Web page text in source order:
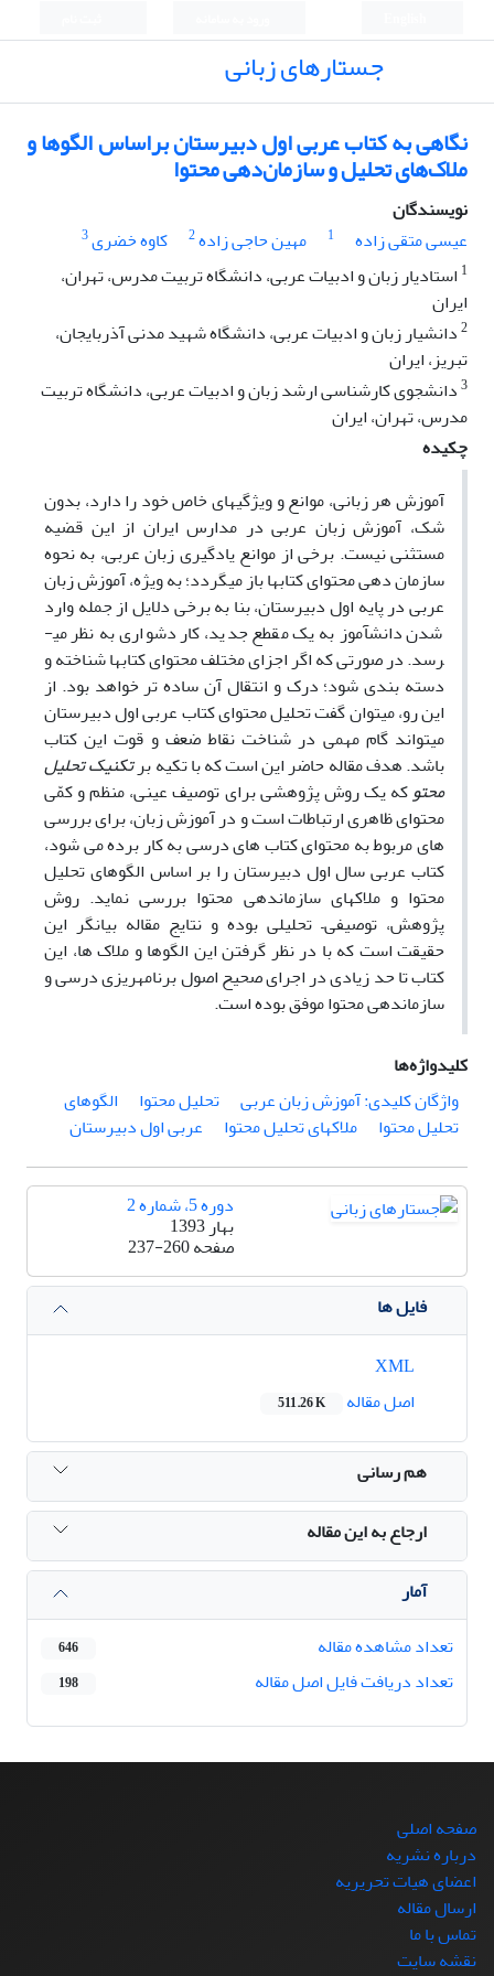
جستارهای زبانی
نگاهی به کتاب عربی اول دبیرستان بر‌اساس الگوها و
ملاک‌های تحلیل و سازمان‌دهی محتوا
نویسندگان
عیسی متقی زاده
1 مهین حاجی زاده2 کاوه خضری3
1 استادیار زبان و ادبیات عربی، دانشگاه تربیت مدرس، تهران،
ایران
2دانشیار زبان و ادبیات عربی، دانشگاه شهید مدنی آذربایجان،
تبریز، ایران
3دانشجوی کارشناسی ارشد زبان و ادبیات عربی، دانشگاه تربیت
مدرس، تهران، ایران
چکیده
آموزش هر زبانی، موانع و ویژگی­های خاص خود را دارد، بدون
شک، آموزش زبان عربی در مدارس ایران از این قضیه
مستثنی نیست. برخی از موانع یادگیری زبان عربی، به نحوه
سازمان دهی محتوای کتاب­ها باز می­گردد؛ به ویژه، آموزش زبان
عربی در پایه اول دبیرستان، بنا به برخی دلایل از جمله وارد
شدن دانش­آموز به یک مقطع جدید، کار دشواری به نظر می­
رسد. در صورتی که اگر اجزای مختلف محتوای کتاب­ها شناخته و
دسته بندی شود؛ درک و انتقال آن ساده­ تر خواهد بود. از
این رو، می­توان گفت تحلیل محتوای کتاب عربی اول دبیرستان
می­تواند گام مهمی در شناخت نقاط ضعف و قوت این کتاب
باشد. هدف مقاله حاضر این است که با تکیه برتکنیک تحلیل
محتوکه یک روش پژوهشی برای توصیف عینی، منظم و کمّی
محتوای ظاهری ارتباطات است و در آموزش زبان، برای بررسی
های مربوط به محتوای کتاب های درسی به کار برده می شود،
کتاب عربی سال اول دبیرستان را بر اساس الگوهای تحلیل
محتوا و ملاک­های سازمان­دهی محتوا بررسی نماید. روش
پژوهش، توصیفی– تحلیلی بوده و نتایج مقاله بیانگر این
حقیقت است که با در نظر گرفتن این الگوها و ملاک ها، این
کتاب تا حد زیادی در اجرای صحیح اصول برنامه­ریزی درسی و
سازمان­دهی محتوا موفق بوده است.
کلیدواژه‌ها
واژگان کلیدی: آموزش زبان عربی
تحلیل محتوا
الگوهای
تحلیل محتوا
ملاک­های تحلیل محتوا عربی اول دبیرستان
دوره 5، شماره 2
بهار 1393
صفحه237-260
فایل ها
اصل مقاله
511.26 K
هم رسانی
ارجاع به این مقاله
آمار
تعداد مشاهده مقاله
646
تعداد دریافت فایل اصل مقاله 198
صفحه اصلی
درباره نشریه
اعضای هیات تحریریه
ارسال مقاله
تماس با ما
نقشه سایت